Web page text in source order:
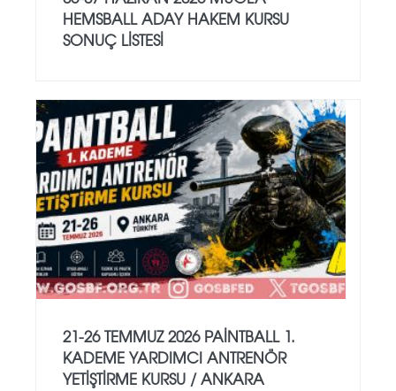
HEMSBALL ADAY HAKEM KURSU
SONUÇ LİSTESİ
21-26 TEMMUZ 2026 PAİNTBALL 1.
KADEME YARDIMCI ANTRENÖR
YETİŞTİRME KURSU / ANKARA